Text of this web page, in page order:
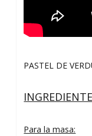
PASTEL DE
Para la masa: